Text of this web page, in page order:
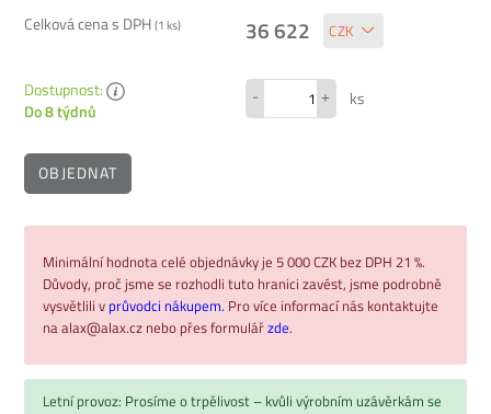
Celková cena s DPH(1ks) 36 622
Dostupnost:
Do 8 týdnů
- + ks
OBJEDNAT
Minimální hodnota celé objednávky je 5 000 CZK bez DPH 21 %.
Důvody, proč jsme se rozhodli tuto hranici zavést, jsme podrobně
vysvětlili v průvodci nákupem. Pro více informací nás kontaktujte
na alax@alax.cz nebo přes formulářzde.
Letní provoz: Prosíme o trpělivost – kvůli výrobním uzávěrkám se